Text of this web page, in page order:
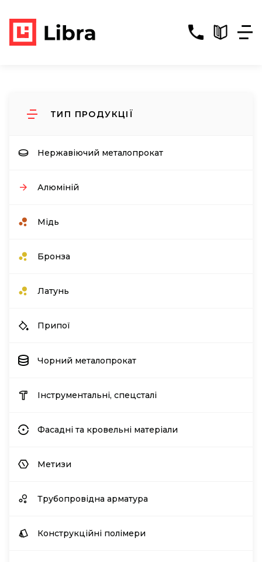
ТИП ПРОДУКЦІЇ
Нержавіючий металопрокат
Алюміній
Мідь
Бронза
Латунь
Припої
Чорний металопрокат
Інструментальні, спецсталі
Фасадні та кровельні матеріали
Метизи
Трубопровідна арматура
Конструкційні полімери